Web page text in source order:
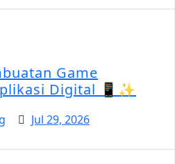
Game
Digital 📱✨
Jul 29, 2026